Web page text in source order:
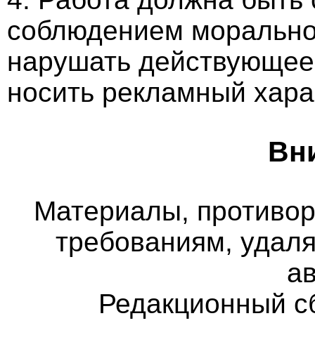
соблюдением
нарушать
носить рекламный
Материалы,
требованиям,
Редакционный